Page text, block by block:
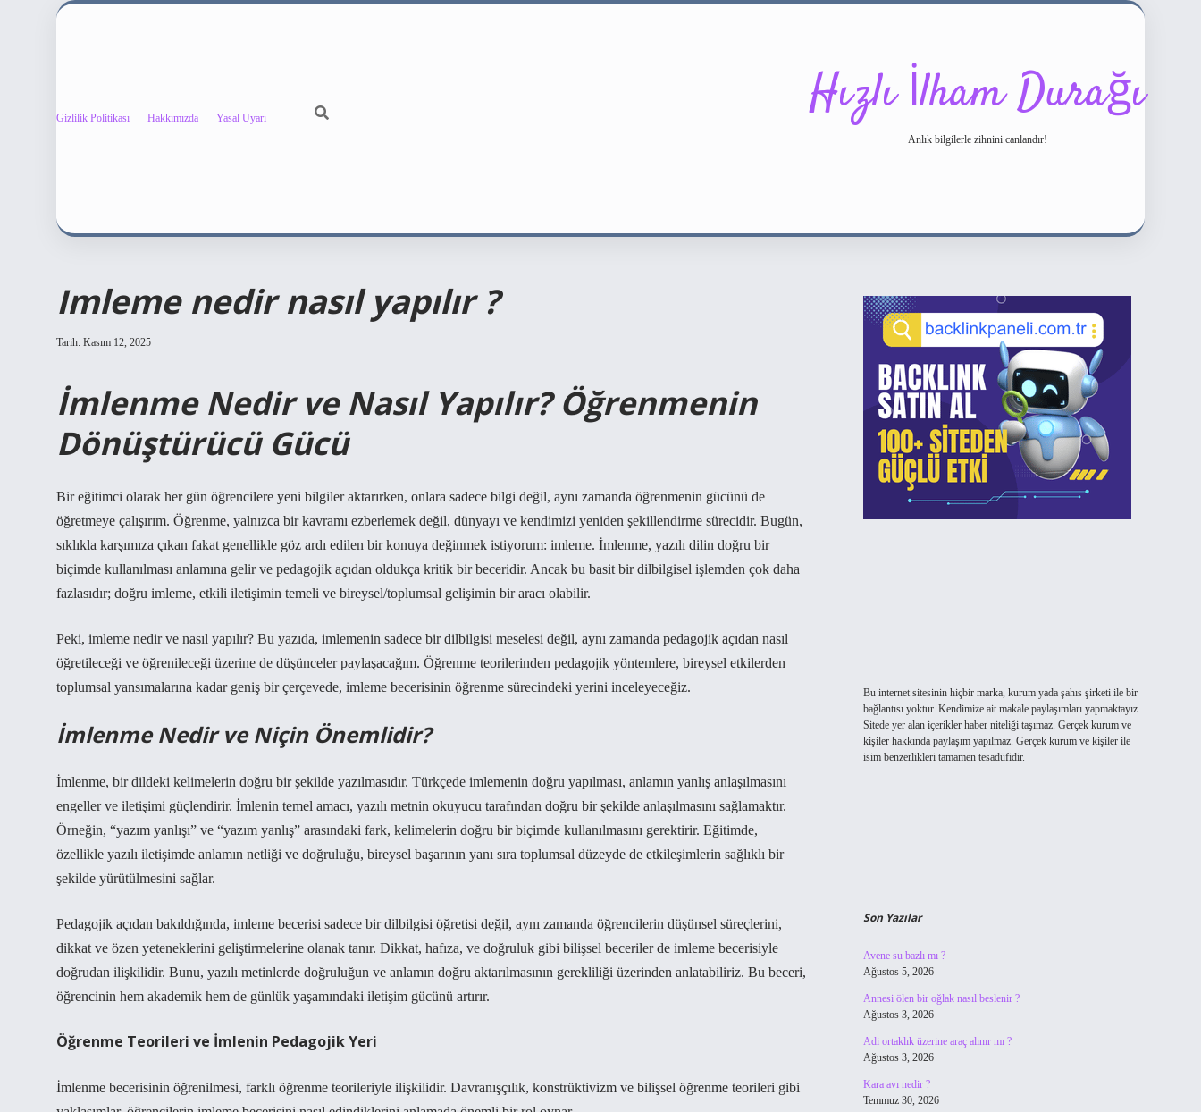
Gizlilik Politikası Hakkımızda Yasal Uyarı Hızlı İlham Durağı
Anlık bilgilerle zihnini canlandır!
Imleme nedir nasıl yapılır ?
Tarih: Kasım 12, 2025
İmlenme Nedir ve Nasıl Yapılır? Öğrenmenin
Dönüştürücü Gücü
Bir eğitimci olarak her gün öğrencilere yeni bilgiler aktarırken, onlara sadece bilgi değil, aynı zamanda öğrenmenin gücünü de
öğretmeye çalışırım. Öğrenme, yalnızca bir kavramı ezberlemek değil, dünyayı ve kendimizi yeniden şekillendirme sürecidir. Bugün,
sıklıkla karşımıza çıkan fakat genellikle göz ardı edilen bir konuya değinmek istiyorum: imleme. İmlenme, yazılı dilin doğru bir
biçimde kullanılması anlamına gelir ve pedagojik açıdan oldukça kritik bir beceridir. Ancak bu basit bir dilbilgisel işlemden çok daha
fazlasıdır; doğru imleme, etkili iletişimin temeli ve bireysel/toplumsal gelişimin bir aracı olabilir.
Peki, imleme nedir ve nasıl yapılır? Bu yazıda, imlemenin sadece bir dilbilgisi meselesi değil, aynı zamanda pedagojik açıdan nasıl
öğretileceği ve öğrenileceği üzerine de düşünceler paylaşacağım. Öğrenme teorilerinden pedagojik yöntemlere, bireysel etkilerden
toplumsal yansımalarına kadar geniş bir çerçevede, imleme becerisinin öğrenme sürecindeki yerini inceleyeceğiz.
İmlenme Nedir ve Niçin Önemlidir?
İmlenme, bir dildeki kelimelerin doğru bir şekilde yazılmasıdır. Türkçede imlemenin doğru yapılması, anlamın yanlış anlaşılmasını
engeller ve iletişimi güçlendirir. İmlenin temel amacı, yazılı metnin okuyucu tarafından doğru bir şekilde anlaşılmasını sağlamaktır.
Örneğin, “yazım yanlışı” ve “yazım yanlış” arasındaki fark, kelimelerin doğru bir biçimde kullanılmasını gerektirir. Eğitimde,
özellikle yazılı iletişimde anlamın netliği ve doğruluğu, bireysel başarının yanı sıra toplumsal düzeyde de etkileşimlerin sağlıklı bir
şekilde yürütülmesini sağlar.
Pedagojik açıdan bakıldığında, imleme becerisi sadece bir dilbilgisi öğretisi değil, aynı zamanda öğrencilerin düşünsel süreçlerini,
dikkat ve özen yeteneklerini geliştirmelerine olanak tanır. Dikkat, hafıza, ve doğruluk gibi bilişsel beceriler de imleme becerisiyle
doğrudan ilişkilidir. Bunu, yazılı metinlerde doğruluğun ve anlamın doğru aktarılmasının gerekliliği üzerinden anlatabiliriz. Bu beceri,
öğrencinin hem akademik hem de günlük yaşamındaki iletişim gücünü artırır.
Öğrenme Teorileri ve İmlenin Pedagojik Yeri
İmlenme becerisinin öğrenilmesi, farklı öğrenme teorileriyle ilişkilidir. Davranışçılık, konstrüktivizm ve bilişsel öğrenme teorileri gibi
Bu internet sitesinin hiçbir marka, kurum yada şahıs şirketi ile bir
bağlantısı yoktur. Kendimize ait makale paylaşımları yapmaktayız.
Sitede yer alan içerikler haber niteliği taşımaz. Gerçek kurum ve
kişiler hakkında paylaşım yapılmaz. Gerçek kurum ve kişiler ile
isim benzerlikleri tamamen tesadüfidir.
Son Yazılar
Avene su bazlı mı ?
Ağustos 5, 2026
Annesi ölen bir oğlak nasıl beslenir ?
Ağustos 3, 2026
Adi ortaklık üzerine araç alınır mı ?
Ağustos 3, 2026
Kara avı nedir ?
Temmuz 30, 2026